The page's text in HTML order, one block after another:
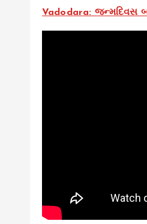
Vadodara: જન્મદિવસ